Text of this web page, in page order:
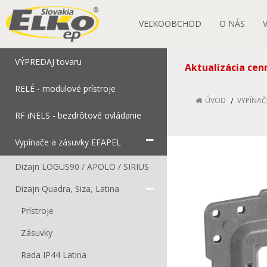
VEĽKOOBCHOD O NÁS
VÝPREDAJ tovaru
RELÉ - modulové prístroje
RF iNELS - bezdrôtové ovládanie
Vypínače a zásuvky EFAPEL
Dizajn LOGUS90 / APOLO / SIRIUS
Dizajn Quadra, Siza, Latina
Prístroje
Zásuvky
Rada IP44 Latina
Aktualizácia
ÚVOD